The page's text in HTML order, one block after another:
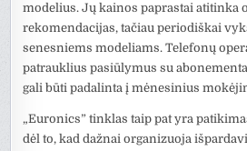
modelius. Jų kainos paprastai atitinka
rekomendacijas, tačiau periodiškai
senesniems modeliams. Telefonų
patrauklius pasiūlymus su
gali būti padalinta į mėnesinius
„Euronics” tinklas taip pat yra
dėl to, kad dažnai organizuoja